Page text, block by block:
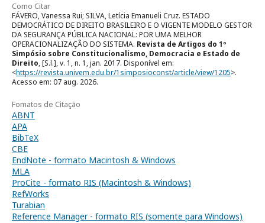
Como Citar
FÁVERO, Vanessa Rui; SILVA, Letícia Emanueli Cruz. ESTADO
DEMOCRÁTICO DE DIREITO BRASILEIRO E O VIGENTE MODELO GESTOR
DA SEGURANÇA PÚBLICA NACIONAL: POR UMA MELHOR
OPERACIONALIZAÇÃO DO SISTEMA. Revista de Artigos do 1º
Simpósio sobre Constitucionalismo, Democracia e Estado de
Direito, [S.l.], v. 1, n. 1, jan. 2017. Disponível em:
<https://revista.univem.edu.br/1simposioconst/article/view/1205>.
Acesso em: 07 aug. 2026.
Fomatos de Citação
ABNT
APA
BibTeX
CBE
EndNote - formato Macintosh & Windows
MLA
ProCite - formato RIS (Macintosh & Windows)
RefWorks
Turabian
Reference Manager - formato RIS (somente para Windows)